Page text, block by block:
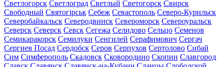
Светлогорск Светлоград Светлый Светогорск Свирск
Свободный Святогірськ Себеж Севастополь Северо-Курильск
Северобайкальск Северодвинск Североморск Североуральск
Северск Северск Севск Сегежа Селидово Сельцо Семенов
Семикаракорск Семилуки Сенгилей Серафимович Сергач
Сергиев Посад Сердобск Серов Серпухов Сертолово Сибай
Сим Симферополь Скадовск Сковородино Скопин Славгород